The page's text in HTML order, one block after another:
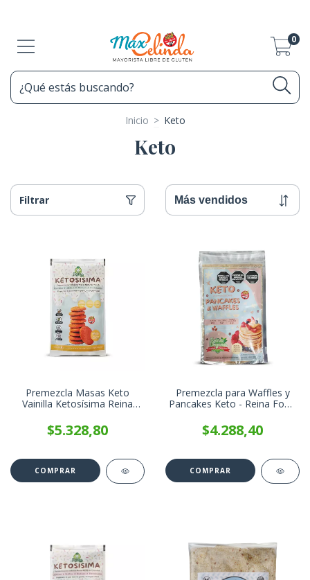
0
Inicio > Keto
Keto
Filtrar
Premezcla Masas Keto
Vainilla Ketosísima Reina
$5.328,80
Premezcla para Waffles y
Pancakes Keto - Reina Food
$4.288,40